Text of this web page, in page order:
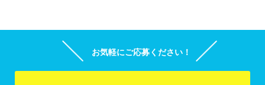
お気軽にご応募ください！